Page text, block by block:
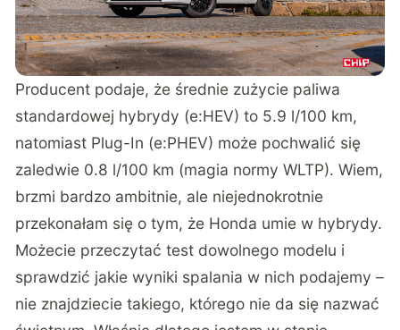
Producent podaje, że średnie zużycie paliwa
standardowej hybrydy (e:HEV) to 5.9 l/100 km,
natomiast Plug-In (e:PHEV) może pochwalić się
zaledwie 0.8 l/100 km (magia normy WLTP). Wiem,
brzmi bardzo ambitnie, ale niejednokrotnie
przekonałam się o tym, że Honda umie w hybrydy.
Możecie przeczytać test dowolnego modelu i
sprawdzić jakie wyniki spalania w nich podajemy –
nie znajdziecie takiego, którego nie da się nazwać